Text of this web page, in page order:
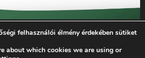
hetilap 2014. évi működésének
KCP-14-P-0121 sz. támogatási
3 000 000 Ft összegben támogatta az
Minisztériuma.”
felhasználói élmény érdekében sütiket
about which cookies we are using or